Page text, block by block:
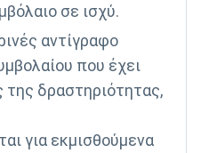
σε ισχύ.
αντίγραφο
που έχει
δραστηριότητας,
για εκμισθούμενα